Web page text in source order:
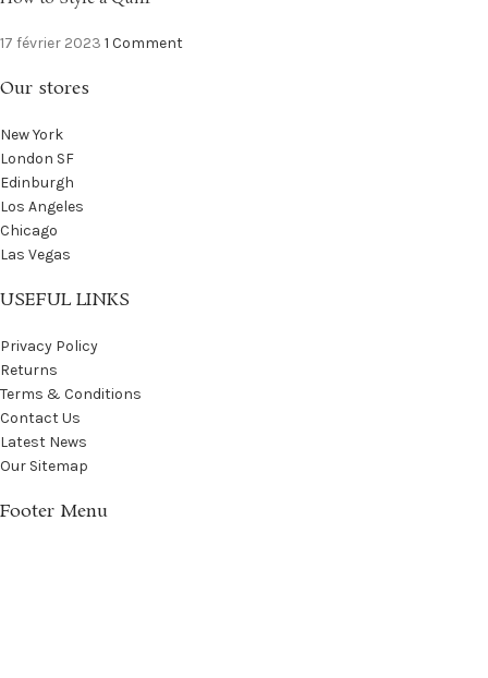
17 février 2023 1 Comment
Our stores
New York
London SF
Edinburgh
Los Angeles
Chicago
Las Vegas
USEFUL LINKS
Privacy Policy
Returns
Terms & Conditions
Contact Us
Latest News
Our Sitemap
Footer Menu